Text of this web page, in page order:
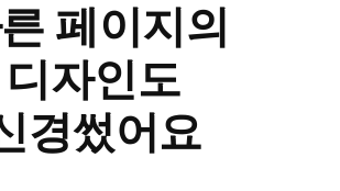
페이지의
디자인도
경썼어요